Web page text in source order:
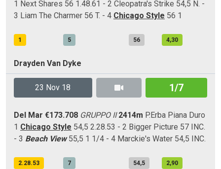
1 Next Shares 56 1.48.61 - 2 Cleopatra's Strike 54,5 N. -
3 Liam The Charmer 56 T. - 4 Chicago Style 56 1
1 5 56 4,30
Drayden Van Dyke
23 Nov 18 1/7
Del Mar €173.708 GRUPPO II 2414m P.Erba Piana Duro
1 Chicago Style 54,5 2.28.53 - 2 Bigger Picture 57 INC.
- 3 Beach View55,5 1 1/4 - 4 Marckie's Water 54,5 INC.
2.28.53 7 54,5 2,90